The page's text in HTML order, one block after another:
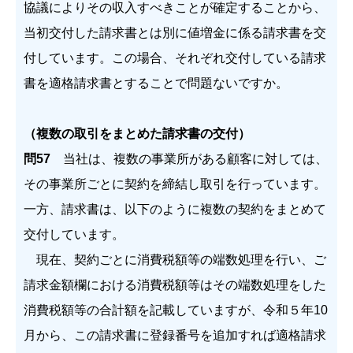
協議によりその収入すべきことが確定することから、
当初交付した請求書とは別に値増金に係る請求書を交
付しています。この場合、それぞれ交付している請求
書を適格請求書とすることで問題ないですか。
（複数の取引をまとめた請求書の交付）
問57 当社は、複数の事業所がある顧客に対しては、
その事業所ごとに契約を締結し取引を行っています。
一方、請求書は、以下のように複数の契約をまとめて
交付しています。
現在、契約ごとに消費税額等の端数処理を行い、ご
請求金額欄における消費税額等はその端数処理をした
消費税額等の合計額を記載していますが、令和５年10
月から、この請求書に登録番号を追加すれば適格請求